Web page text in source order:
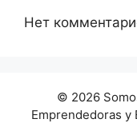
Нет
© 2026
Emprendedoras y